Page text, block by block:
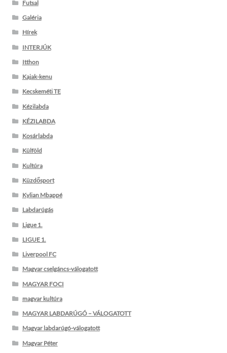
Futsal
Galéria
Hírek
INTERJÚK
Itthon
Kajak-kenu
Kecskeméti TE
Kézilabda
KÉZILABDA
Kosárlabda
Külföld
Kultúra
Küzdősport
Kylian Mbappé
Labdarúgás
Ligue 1.
LIGUE 1.
Liverpool FC
Magyar cselgáncs-válogatott
MAGYAR FOCI
magyar kultúra
MAGYAR LABDARÚGÓ – VÁLOGATOTT
Magyar labdarúgó-válogatott
Magyar Péter